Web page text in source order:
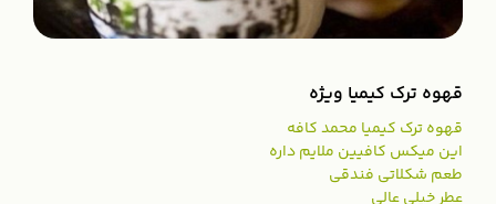
قهوه ترک کیمیا ویژه
قهوه ترک کیمیا محمد کافه
این میکس کافیین ملایم داره
طعم شکلاتی فندقی
عطر خیلی عالی